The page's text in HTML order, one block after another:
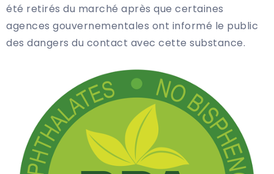
été retirés du marché après que certaines
agences gouvernementales ont informé le public
des dangers du contact avec cette substance.